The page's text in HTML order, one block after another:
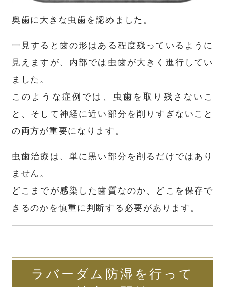
奥歯に大きな虫歯を認めました。
一見すると歯の形はある程度残っているように
見えますが、内部では虫歯が大きく進行してい
ました。
このような症例では、虫歯を取り残さないこ
と、そして神経に近い部分を削りすぎないこと
の両方が重要になります。
虫歯治療は、単に黒い部分を削るだけではあり
ません。
どこまでが感染した歯質なのか、どこを保存で
きるのかを慎重に判断する必要があります。
ラバーダム防湿を行って